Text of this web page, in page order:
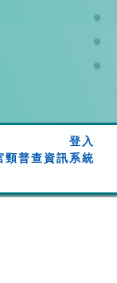
登入
頸普查資訊系統